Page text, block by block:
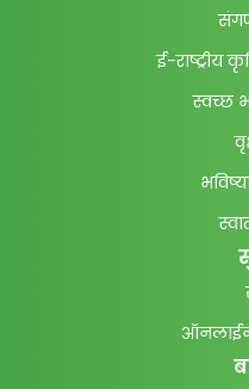
ई-राष्ट्रीय
स्वच्छ
ऑनलाईन